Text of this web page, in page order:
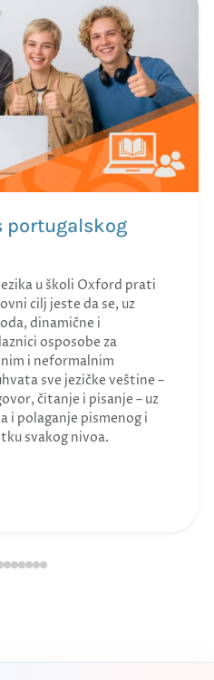
portugalskog
u školi Oxford prati
cilj jeste da se, uz
dinamične i
osposobe za
i neformalnim
sve jezičke veštine –
čitanje i pisanje – uz
i polaganje pismenog i
svakog nivoa.